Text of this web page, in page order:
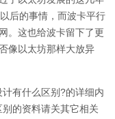
后的事情，而波卡平行
。这也给波卡留下了更
像以太坊那样大放异
有什么区别?的详细内
的资料请关其它相关